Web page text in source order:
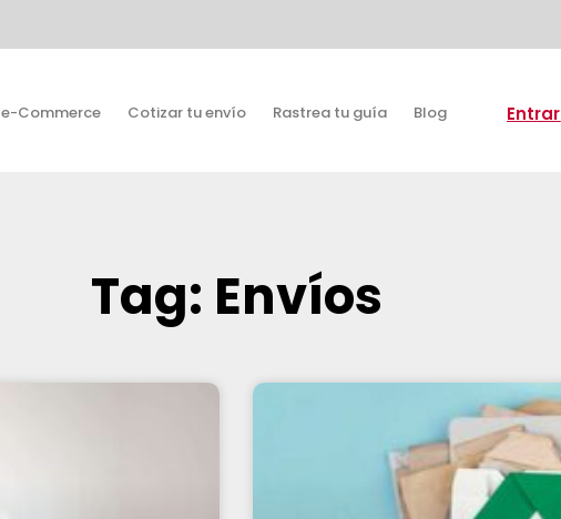
e-Commerce Cotizar tu envío Rastrea tu guía Blog Entrar
Tag: Envíos